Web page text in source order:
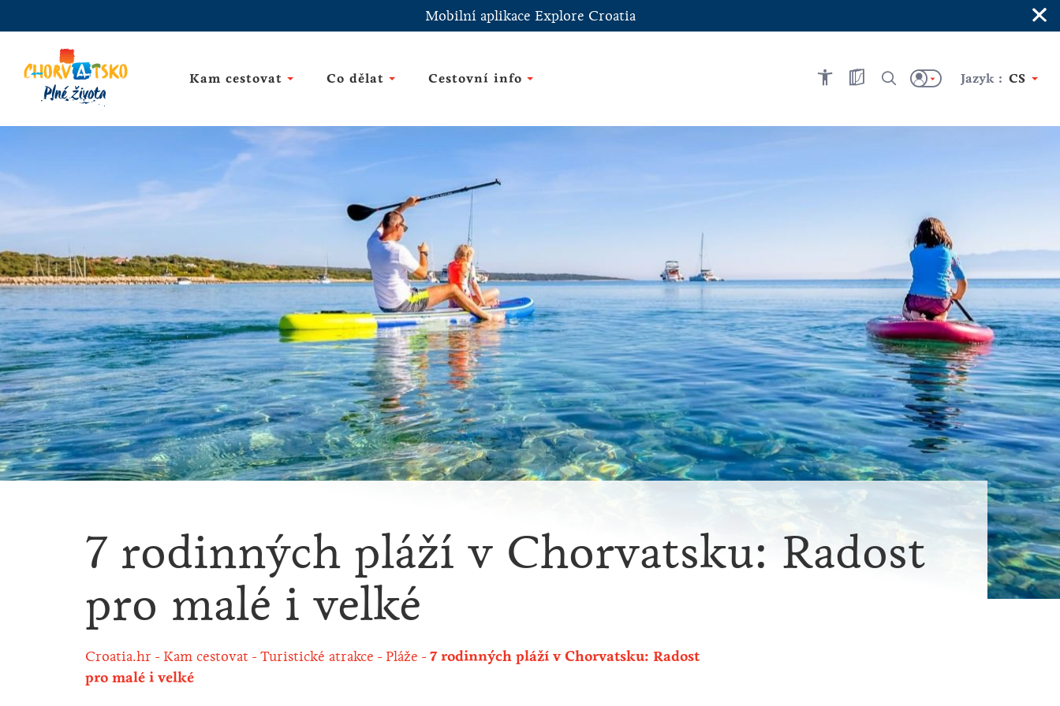
Mobilní aplikace Explore Croatia ×
Kam cestovat Co dělat Cestovní info Jazyk : CS
7 rodinných pláží v Chorvatsku: Radost
pro malé i velké
Croatia.hr Kam cestovat Turistické atrakce Pláže
7 rodinných pláží v Chorvatsku: Radost
pro malé i velké